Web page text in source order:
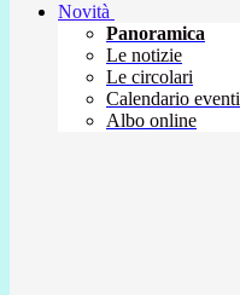
Novità
Panoramica
Le notizie
Le circolari
Calendario eventi
Albo online